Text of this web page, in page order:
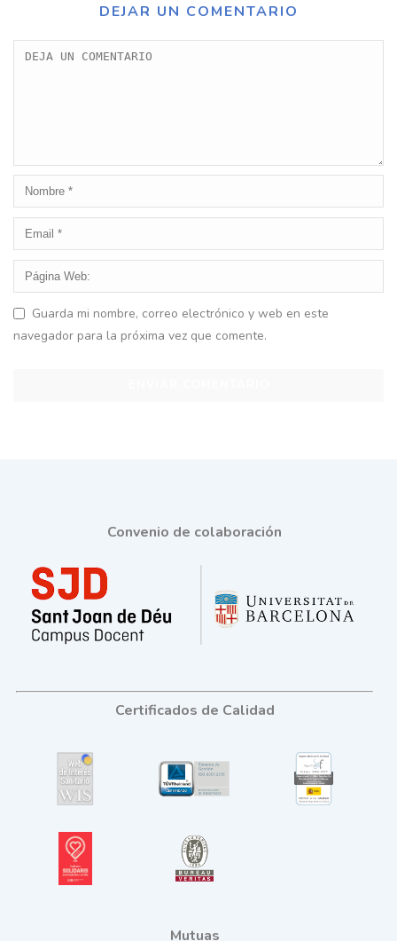
DEJAR UN COMENTARIO
Guarda mi nombre, correo electrónico y web en este
navegador para la próxima vez que comente.
Convenio de colaboración
Certificados de Calidad
Mutuas